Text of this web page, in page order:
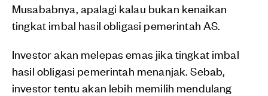
Musababnya, apalagi kalau bukan kenaikan
tingkat imbal hasil obligasi pemerintah AS.
Investor akan melepas emas jika tingkat imbal
hasil obligasi pemerintah menanjak. Sebab,
investor tentu akan lebih memilih mendulang